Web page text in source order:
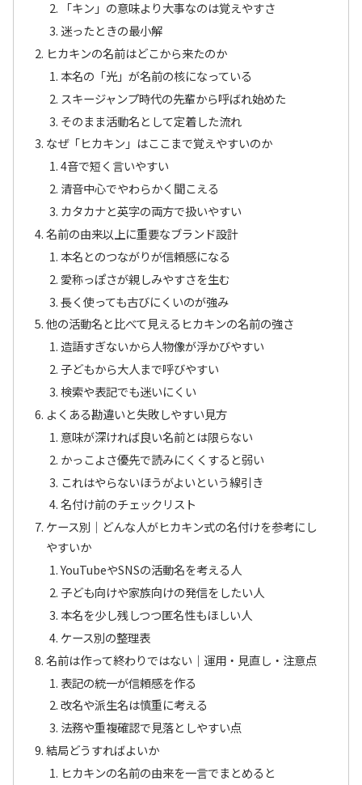
「キン」の意味より大事なのは覚えやすさ
迷ったときの最小解
ヒカキンの名前はどこから来たのか
本名の「光」が名前の核になっている
スキージャンプ時代の先輩から呼ばれ始めた
そのまま活動名として定着した流れ
なぜ「ヒカキン」はここまで覚えやすいのか
4音で短く言いやすい
清音中心でやわらかく聞こえる
カタカナと英字の両方で扱いやすい
名前の由来以上に重要なブランド設計
本名とのつながりが信頼感になる
愛称っぽさが親しみやすさを生む
長く使っても古びにくいのが強み
他の活動名と比べて見えるヒカキンの名前の強さ
造語すぎないから人物像が浮かびやすい
子どもから大人まで呼びやすい
検索や表記でも迷いにくい
よくある勘違いと失敗しやすい見方
意味が深ければ良い名前とは限らない
かっこよさ優先で読みにくくすると弱い
これはやらないほうがよいという線引き
名付け前のチェックリスト
ケース別｜どんな人がヒカキン式の名付けを参考にし
やすいか
YouTubeやSNSの活動名を考える人
子ども向けや家族向けの発信をしたい人
本名を少し残しつつ匿名性もほしい人
ケース別の整理表
名前は作って終わりではない｜運用・見直し・注意点
表記の統一が信頼感を作る
改名や派生名は慎重に考える
法務や重複確認で見落としやすい点
結局どうすればよいか
ヒカキンの名前の由来を一言でまとめると